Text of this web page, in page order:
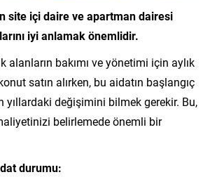
site içi daire ve apartman dairesi
iyi anlamak önemlidir.
alanların bakımı ve yönetimi için aylık
satın alırken, bu aidatın başlangıç
yıllardaki değişimini bilmek gerekir. Bu,
belirlemede önemli bir
durumu: